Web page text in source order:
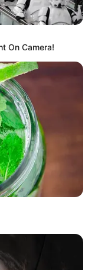
Bridgertons! 9
On Camera!